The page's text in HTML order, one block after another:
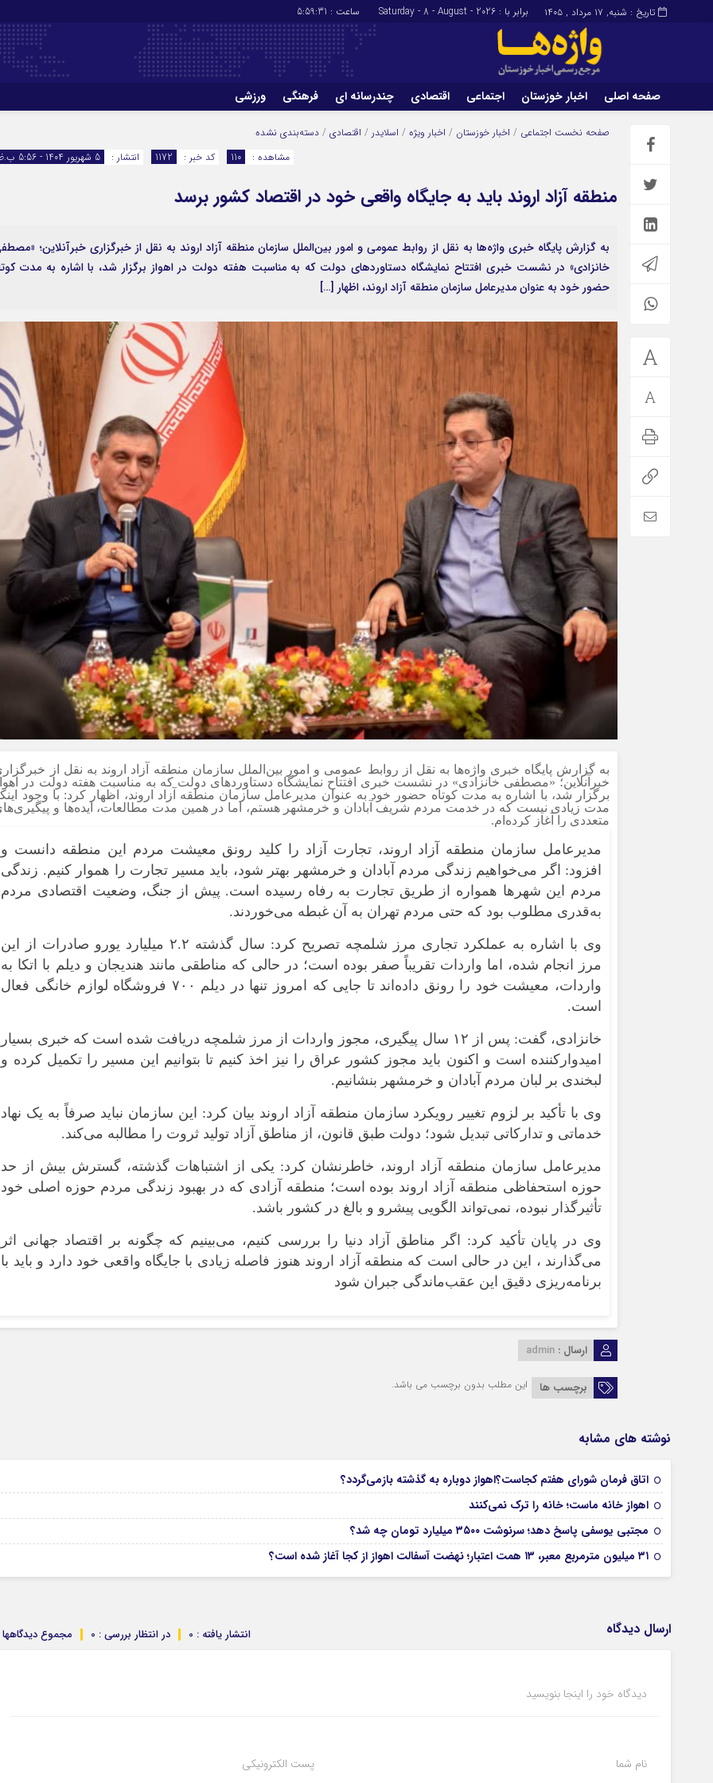
تاریخ : شنبه, ۱۷ مرداد , ۱۴۰۵ برابر با : Saturday - 8 - August - 2026 ساعت : 5:59:32
صفحه اصلی اخبار خوزستان اجتماعی اقتصادی چندرسانه ای فرهنگی ورزشی
برگه نمونه تماس با ما صفحه نخست اجتماعی / اخبار خوزستان / اخبار ویژه / اسلایدر / اقتصادی / دسته‌بندی نشده
انتشار :
5 شهریور 1404 - 5:56 ب.ظ کد خبر : 1172 مشاهده : 110
منطقه آزاد اروند باید به جایگاه واقعی خود در اقتصاد کشور برسد
به گزارش پایگاه خبری واژه‌ها به نقل از روابط عمومی و امور بین‌الملل سازمان منطقه آزاد اروند به نقل از خبرگزاری خبرآنلاین؛
خانزادی» در نشست خبری افتتاح نمایشگاه دستاوردهای دولت که به مناسبت هفته دولت در اهواز برگزار شد، با اشاره به مدت
حضور خود به عنوان مدیرعامل سازمان منطقه آزاد اروند، اظهار […]
به گزارش پایگاه خبری واژه‌ها به نقل از روابط عمومی و امور بین‌الملل سازمان منطقه آزاد اروند به نقل از
خبرآنلاین؛ «مصطفی خانزادی» در نشست خبری افتتاح نمایشگاه دستاوردهای دولت که به مناسبت هفته دولت در
برگزار شد، با اشاره به مدت کوتاه حضور خود به عنوان مدیرعامل سازمان منطقه آزاد اروند، اظهار کرد: با وجود
مدت زیادی نیست که در خدمت مردم شریف آبادان و خرمشهر هستم، اما در همین مدت مطالعات، ایده‌ها و
متعددی را آغاز کرده‌ام.
مدیرعامل سازمان منطقه آزاد اروند، تجارت آزاد را کلید رونق معیشت مردم این منطقه دانست و
افزود: اگر می‌خواهیم زندگی مردم آبادان و خرمشهر بهتر شود، باید مسیر تجارت را هموار کنیم. زندگی
مردم این شهرها همواره از طریق تجارت به رفاه رسیده است. پیش از جنگ، وضعیت اقتصادی مردم
به‌قدری مطلوب بود که حتی مردم تهران به آن غبطه می‌خوردند.
وی با اشاره به عملکرد تجاری مرز شلمچه تصریح کرد: سال گذشته ۲.۲ میلیارد یورو صادرات از این
مرز انجام شده، اما واردات تقریباً صفر بوده است؛ در حالی که مناطقی مانند هندیجان و دیلم با اتکا به
واردات، معیشت خود را رونق داده‌اند تا جایی که امروز تنها در دیلم ۷۰۰ فروشگاه لوازم خانگی فعال
است.
خانزادی، گفت: پس از ۱۲ سال پیگیری، مجوز واردات از مرز شلمچه دریافت شده است که خبری بسیار
امیدوارکننده است و اکنون باید مجوز کشور عراق را نیز اخذ کنیم تا بتوانیم این مسیر را تکمیل کرده و
لبخندی بر لبان مردم آبادان و خرمشهر بنشانیم.
وی با تأکید بر لزوم تغییر رویکرد سازمان منطقه آزاد اروند بیان کرد: این سازمان نباید صرفاً به یک نهاد
خدماتی و تدارکاتی تبدیل شود؛ دولت طبق قانون، از مناطق آزاد تولید ثروت را مطالبه می‌کند.
مدیرعامل سازمان منطقه آزاد اروند، خاطرنشان کرد: یکی از اشتباهات گذشته، گسترش بیش از حد
حوزه استحفاظی منطقه آزاد اروند بوده است؛ منطقه آزادی که در بهبود زندگی مردم حوزه اصلی خود
تأثیرگذار نبوده، نمی‌تواند الگویی پیشرو و بالغ در کشور باشد.
وی در پایان تأکید کرد: اگر مناطق آزاد دنیا را بررسی کنیم، می‌بینیم که چگونه بر اقتصاد جهانی اثر
می‌گذارند ، این در حالی است که منطقه آزاد اروند هنوز فاصله زیادی با جایگاه واقعی خود دارد و باید با
برنامه‌ریزی دقیق این عقب‌ماندگی جبران شود
ارسال : admin
برچسب ها این مطلب بدون برچسب می باشد.
نوشته های مشابه
اتاق فرمان شورای هفتم کجاست؟اهواز دوباره به گذشته بازمی‌گردد؟
اهواز خانه ماست؛ خانه را ترک نمی‌کنند
مجتبی یوسفی پاسخ دهد؛ سرنوشت ۳۵۰۰ میلیارد تومان چه شد؟
۳۱ میلیون مترمربع معبر، ۱۳ همت اعتبار؛ نهضت آسفالت اهواز از کجا آغاز شده است؟
ارسال دیدگاه مجموع دیدگاهها : در انتظار بررسی : 0 انتشار یافته : 0
دیدگاه خود را اینجا بنویسید
نام شما پست الکترونیکی